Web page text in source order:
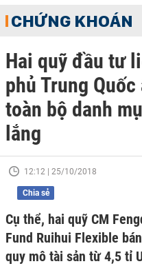
CHỨNG KHOÁN
Hai quỹ đầu tư
phủ Trung
toàn bộ danh
lắng
12:12 | 25/10/2018
Chia sẻ
Cụ thể, hai quỹ CM
Fund Ruihui Flexible
quy mô tài sản từ 4,5 tỉ